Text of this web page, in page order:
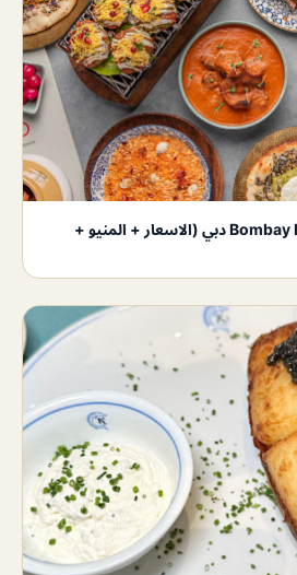
مطعم Bombay Borough Dubai دبي (الاسعار + المنيو +